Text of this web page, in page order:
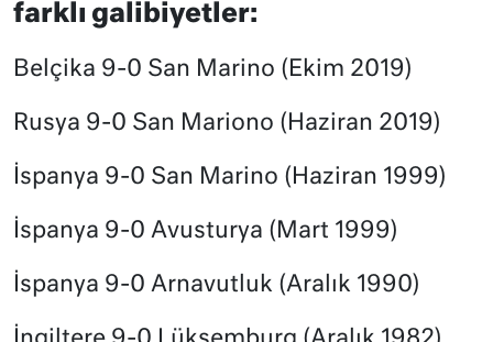
farklı galibiyetler:
Belçika 9-0 San Marino (Ekim 2019)
Rusya 9-0 San Mariono (Haziran 2019)
İspanya 9-0 San Marino (Haziran 1999)
İspanya 9-0 Avusturya (Mart 1999)
İspanya 9-0 Arnavutluk (Aralık 1990)